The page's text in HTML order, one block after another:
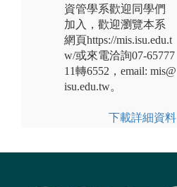
資管學系歡迎同學們
加入，歡迎瀏覽本系
網頁https://mis.isu.edu.t
w/或來電洽詢07-65777
11轉6552，email: mis@
isu.edu.tw。
下載詳細資料